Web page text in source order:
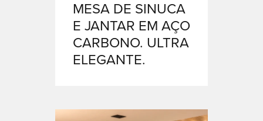
MESA DE SINUCA
E JANTAR EM AÇO
CARBONO. ULTRA
ELEGANTE.